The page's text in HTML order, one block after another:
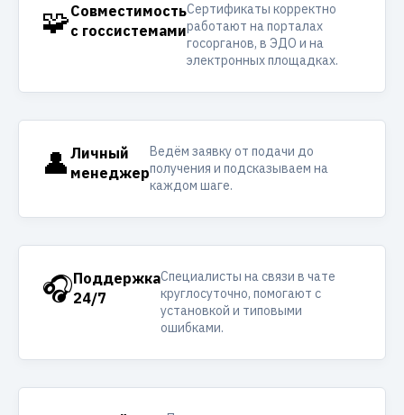
🧩Совместимость
с госсистемами
Сертификаты корректно
работают на порталах
госорганов, в ЭДО и на
электронных площадках.
👤 Личный
менеджер
Ведём заявку от подачи до
получения и подсказываем на
каждом шаге.
🎧Поддержка
24/7
Специалисты на связи в чате
круглосуточно, помогают с
установкой и типовыми
ошибками.